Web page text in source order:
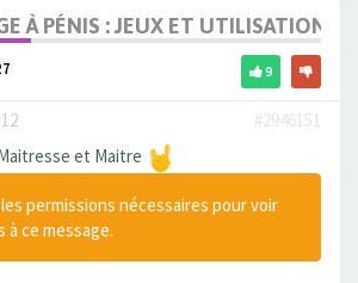
À PÉNIS : JEUX ET UTILISATION,
9
#2946151
et Maitre
les permissions nécessaires pour voir
ce message.